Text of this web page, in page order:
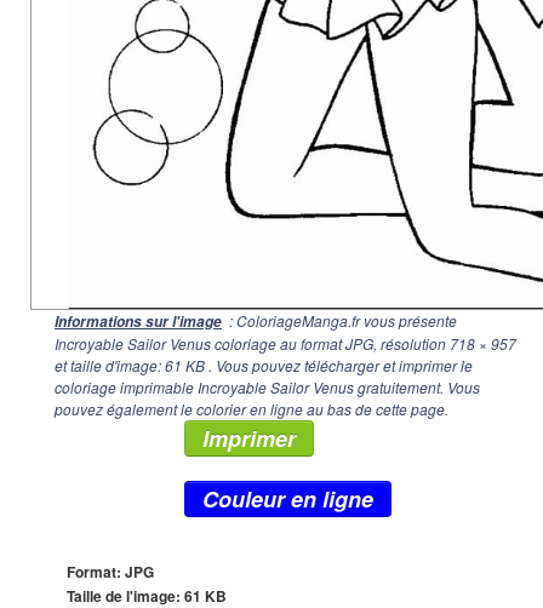
Informations sur l'image : ColoriageManga.fr vous présente
Incroyable Sailor Venus coloriage au format JPG, résolution 718 × 957
et taille d'image: 61 KB . Vous pouvez télécharger et imprimer le
coloriage imprimable Incroyable Sailor Venus gratuitement. Vous
pouvez également le colorier en ligne au bas de cette page.
Imprimer
Couleur en ligne
Format: JPG
Taille de l'image: 61 KB